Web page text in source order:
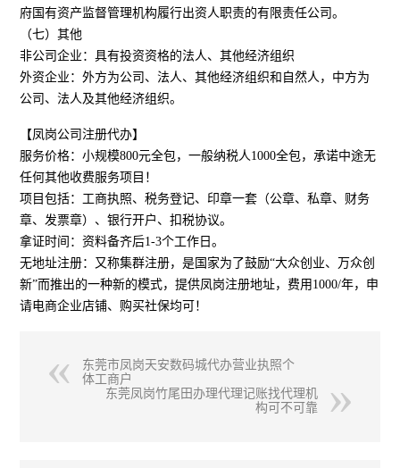
府国有资产监督管理机构履行出资人职责的有限责任公司。
（七）其他
非公司企业：具有投资资格的法人、其他经济组织
外资企业：外方为公司、法人、其他经济组织和自然人，中方为
公司、法人及其他经济组织。
【凤岗公司注册代办】
服务价格：小规模800元全包，一般纳税人1000全包，承诺中途无
任何其他收费服务项目！
项目包括：工商执照、税务登记、印章一套（公章、私章、财务
章、发票章）、银行开户、扣税协议。
拿证时间：资料备齐后1-3个工作日。
无地址注册：又称集群注册，是国家为了鼓励“大众创业、万众创
新”而推出的一种新的模式，提供凤岗注册地址，费用1000/年，申
请电商企业店铺、购买社保均可！
东莞市凤岗天安数码城代办营业执照个
体工商户
东莞凤岗竹尾田办理代理记账找代理机
构可不可靠